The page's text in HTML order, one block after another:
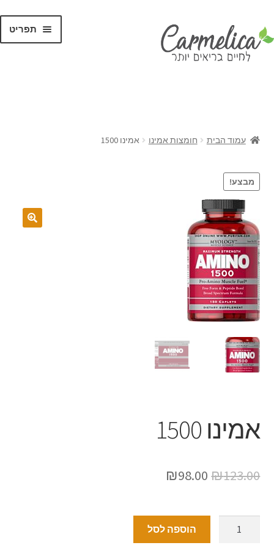
תפריט
עמוד הבית חומצות אמינו אמינו 1500
מבצע!
אמינו 1500
₪123.00
₪98.00
הוספה לסל